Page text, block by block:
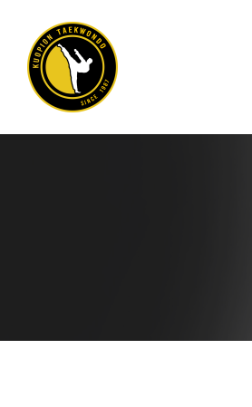
sivun
sisältöön
Kuopion Taekwondo ry